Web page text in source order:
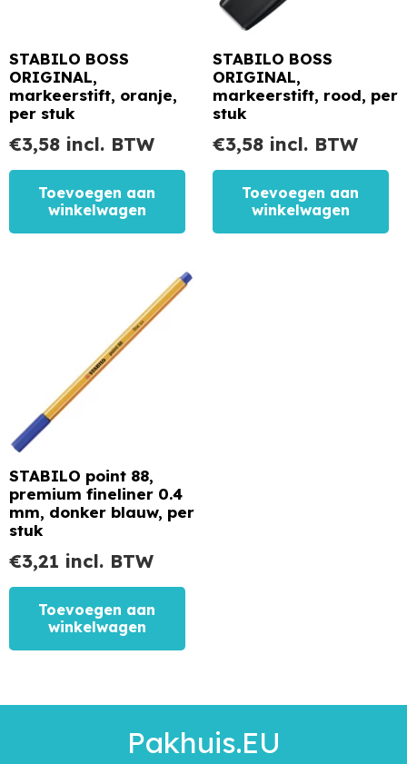
STABILO BOSS
ORIGINAL,
markeerstift, oranje,
per stuk
€3,58 incl. BTW
Toevoegen aan
winkelwagen
STABILO BOSS
ORIGINAL,
markeerstift, rood, per
stuk
€3,58 incl. BTW
Toevoegen aan
winkelwagen
STABILO point 88,
premium fineliner 0.4
mm, donker blauw, per
stuk
€3,21 incl. BTW
Toevoegen aan
winkelwagen
Pakhuis.EU